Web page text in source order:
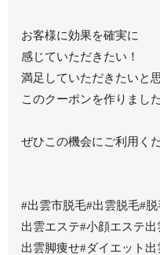
お客様に効果を確実に
感じていただきたい！
満足していただきたいと
このクーポンを作りまし
ぜひこの機会にご利用く
#出雲市脱毛#出雲脱毛#
出雲エステ#小顔エステ
出雲脚痩せ#ダイエット